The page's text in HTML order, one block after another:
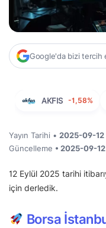
Google'da bizi tercih
AKFIS -1,58%
Yayın Tarihi • 2025-09-12
Güncelleme • 2025-09-12
12 Eylül 2025 tarihi
için derledik.
Borsa